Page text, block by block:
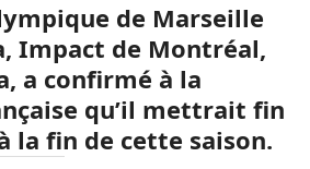
de Marseille
Impact de Montréal,
a confirmé à la
qu’il mettrait fin
la fin de cette saison.